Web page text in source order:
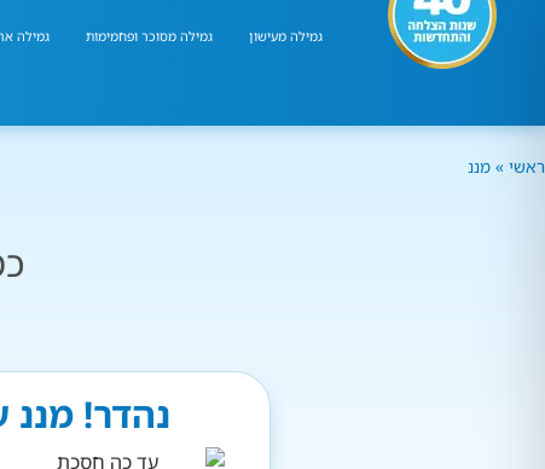
גמילה מעישון גמילה מסוכר ופחמימות גמילה
ראשי » מננ
נהדר! מננ